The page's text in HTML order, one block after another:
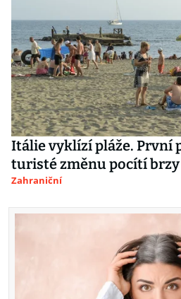
Itálie vyklízí pláže. První
turisté změnu pocítí brzy
Zahraniční